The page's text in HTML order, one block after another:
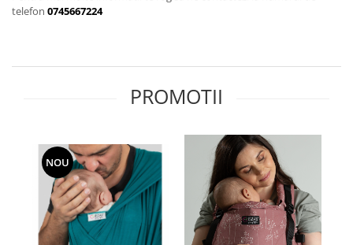
Suzete Silicon
telefon 0745667224
PROMOTII
NOU